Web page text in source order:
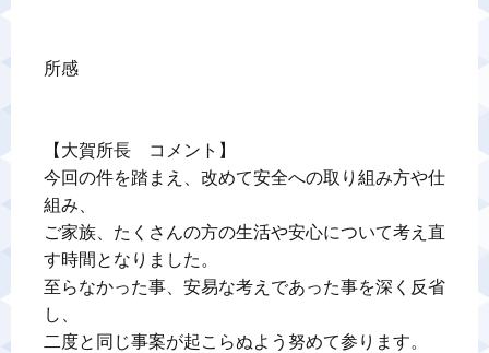
所感
【大賀所長　コメント】
今回の件を踏まえ、改めて安全への取り組み方や仕
組み、
ご家族、たくさんの方の生活や安心について考え直
す時間となりました。
至らなかった事、安易な考えであった事を深く反省
し、
二度と同じ事案が起こらぬよう努めて参ります。